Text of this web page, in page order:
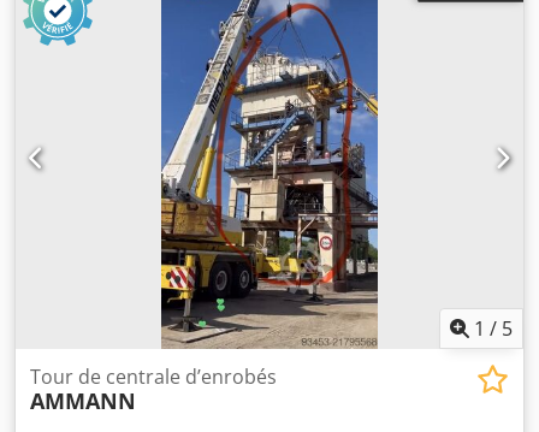
1 / 5
Tour de centrale d’enrobés
AMMANN